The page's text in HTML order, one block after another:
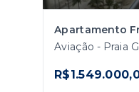
Aviação - Praia